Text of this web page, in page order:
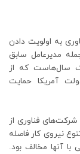
به اولویت دادن
مدیرعامل سابق
سال‌هاست که از
آمریکا حمایت
فناوری از
نیروی کار فاصله
آنها مخالف بود.